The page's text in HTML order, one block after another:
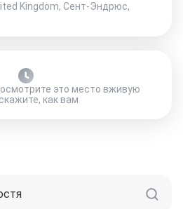
Kingdom, Сент-Эндрюс,
это место вживую
как вам